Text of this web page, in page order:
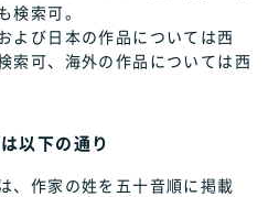
検索可。
よび日本の作品については西
索可、海外の作品については西
以下の通り
、作家の姓を五十音順に掲載